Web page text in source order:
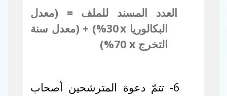
العدد المسند للملف = (معدل
البكالوريا x
30%) + (معدل سنة
التخرج x
6- تتمّ دعوة المترشحين أصحاب